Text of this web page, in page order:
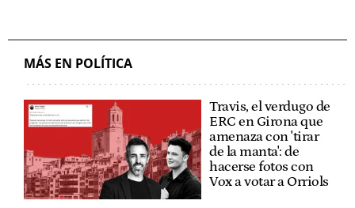
MÁS EN POLÍTICA
Travis, el verdugo de
ERC en Girona que
amenaza con 'tirar
de la manta': de
hacerse fotos con
Vox a votar a Orriols